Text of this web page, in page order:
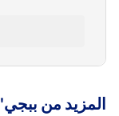
المزيد من ببجي'